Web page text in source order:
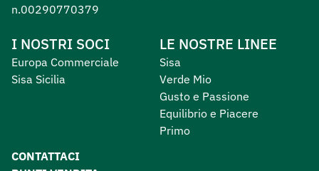
n.00290770379
I NOSTRI SOCI
Europa Commerciale
Sisa Sicilia
LE NOSTRE LINEE
Sisa
Verde Mio
Gusto e Passione
Equilibrio e Piacere
Primo
CONTATTACI